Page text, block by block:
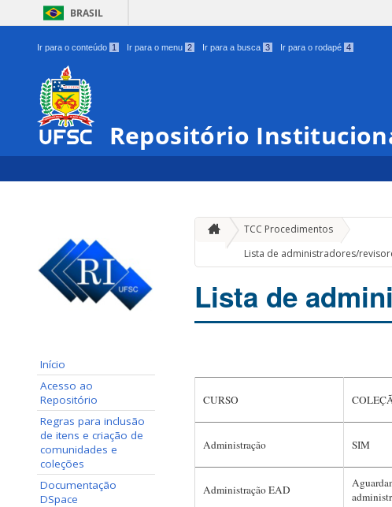
BRASIL
Ir para o conteúdo 1 Ir para o menu 2 Ir para a busca 3 Ir para o rodapé 4
Repositório
Início
Acesso ao
Repositório
Regras para inclusão
de itens e criação de
comunidades e
coleções
Documentação
DSpace
TCC Procedimentos
Lista de administradores/
Lista de
CURSO
Administração SIM
Administração EAD